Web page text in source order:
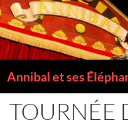
Annibal et ses
AU
CONTENU
TOURNÉE